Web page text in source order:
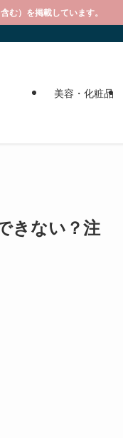
む）を掲載しています。
美容・化粧品
きない？注